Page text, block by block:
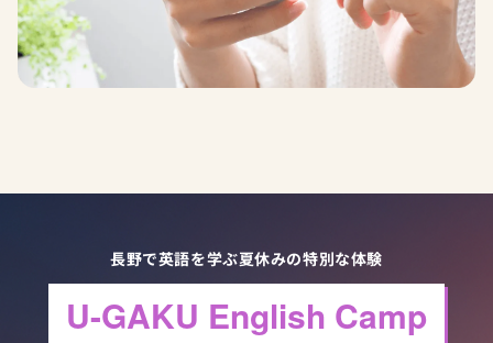
長野で英語を学ぶ夏休みの特別な体験
U-GAKU English Camp